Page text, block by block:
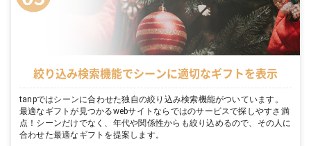
絞り込み検索機能でシーンに適切なギフトを表示
tanpではシーンに合わせた独自の絞り込み検索機能がついています。
最適なギフトが見つかるwebサイトならではのサービスで探しやすさ満
点！シーンだけでなく、年代や関係性からも絞り込めるので、その人に
合わせた最適なギフトを提案します。